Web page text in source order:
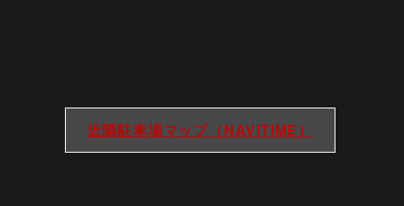
近隣駐車場マップ（NAVITIME）